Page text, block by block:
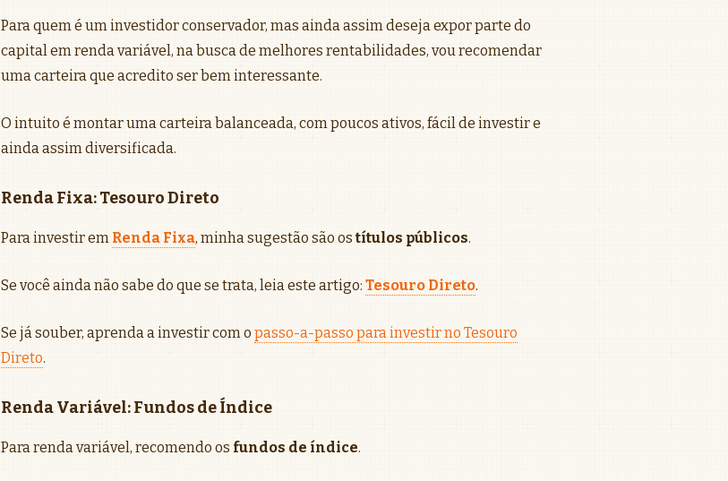
Para quem é um investidor conservador, mas ainda assim deseja expor parte do
capital em renda variável, na busca de melhores rentabilidades, vou recomendar
uma carteira que acredito ser bem interessante.
O intuito é montar uma carteira balanceada, com poucos ativos, fácil de investir e
ainda assim diversificada.
Renda Fixa: Tesouro Direto
Para investir em Renda Fixa, minha sugestão são ostítulos públicos.
Se você ainda não sabe do que se trata, leia este artigo: Tesouro Direto.
Se já souber, aprenda a investir com o passo-a-passo para investir no Tesouro
Direto.
Renda Variável: Fundos de Índice
Para renda variável, recomendo os fundos de índice.